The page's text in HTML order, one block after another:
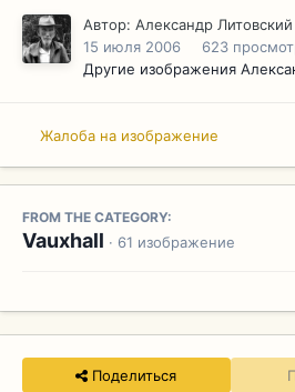
Автор: Александр Литовский
15 июля 2006
623
Другие изображения
Жалоба на изображение
FROM THE CATEGORY:
Vauxhall · 61 изображение
Поделиться